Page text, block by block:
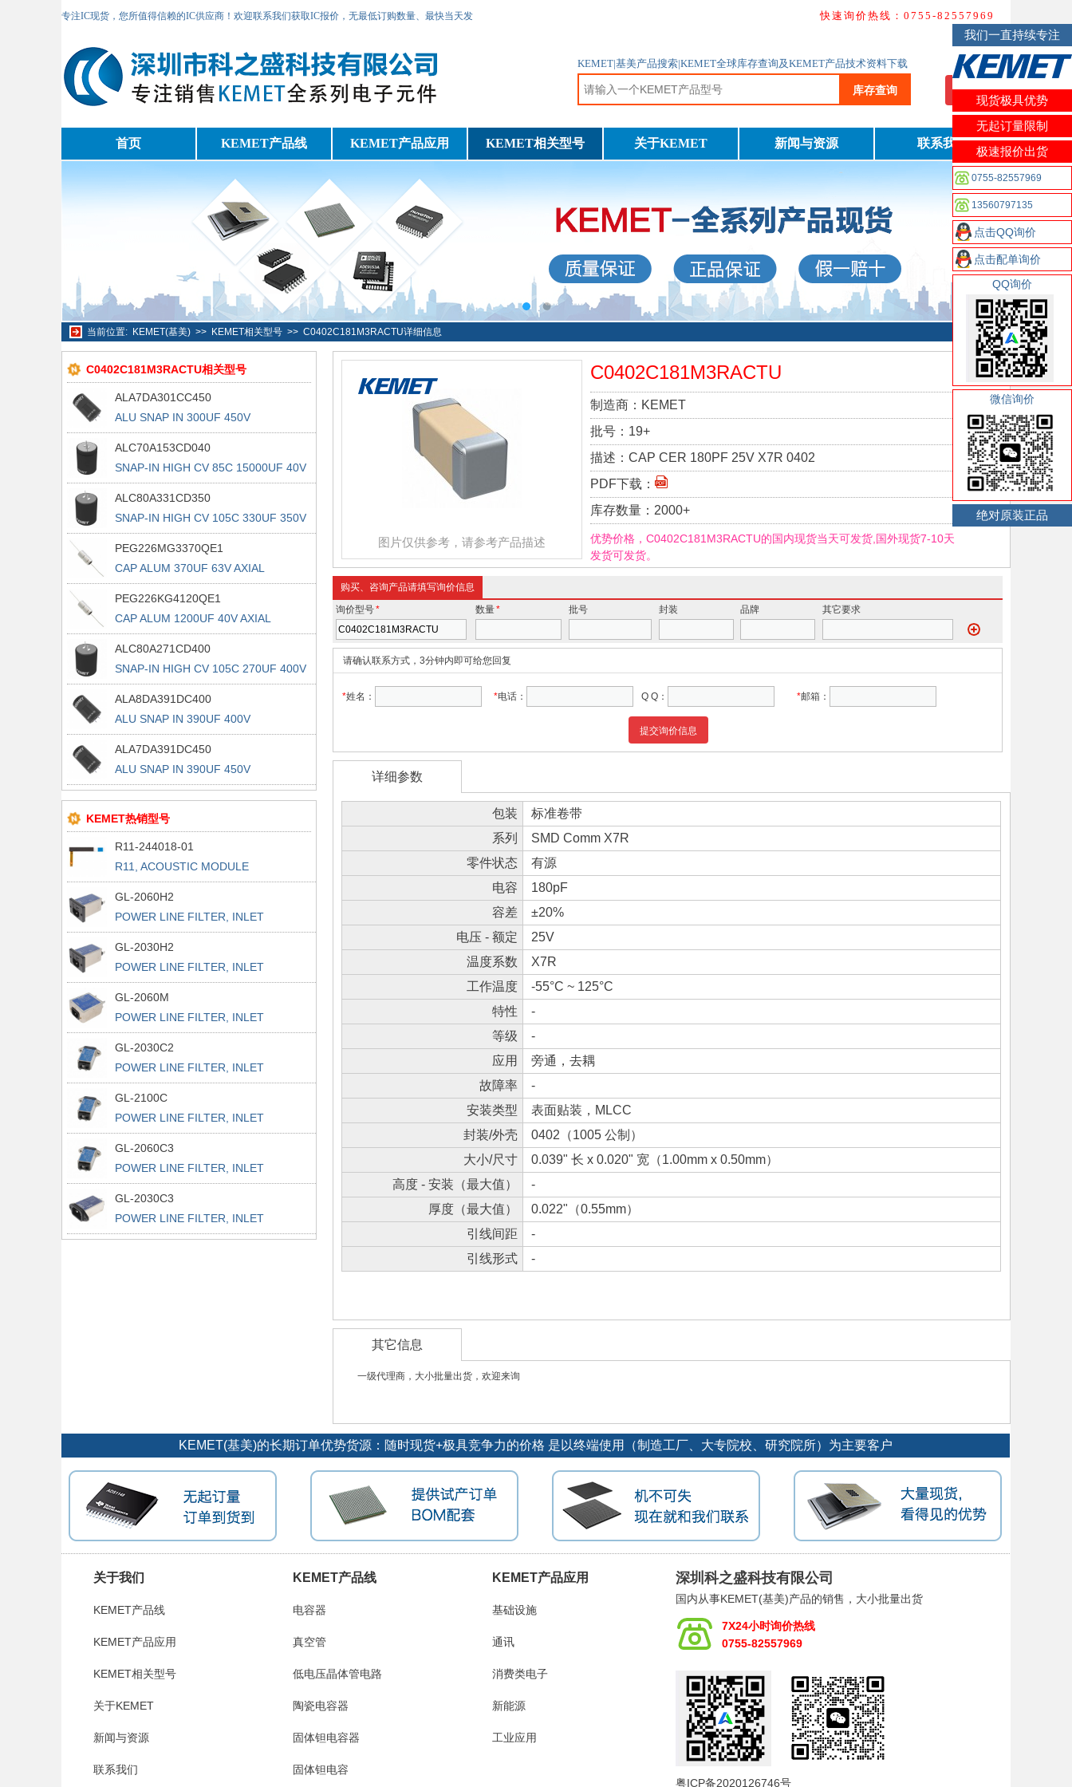
专注IC现货，您所值得信赖的IC供应商！欢迎联系我们获取IC报价，无最低订购数量、最快当天发 快速询价热线：0755-82557969
KEMET|基美产品搜索|KEMET全球库存查询及KEMET产品技术资料下载
库存查询 我要询价
首页 KEMET产品线 KEMET产品应用 KEMET相关型号 关于KEMET 新闻与资源 联系我们
当前位置: KEMET(基美) >> KEMET相关型号 >> C0402C181M3RACTU详细信息
C0402C181M3RACTU相关型号
ALA7DA301CC450
ALU SNAP IN 300UF 450V
ALC70A153CD040
SNAP-IN HIGH CV 85C 15000UF 40V
ALC80A331CD350
SNAP-IN HIGH CV 105C 330UF 350V
PEG226MG3370QE1
CAP ALUM 370UF 63V AXIAL
PEG226KG4120QE1
CAP ALUM 1200UF 40V AXIAL
ALC80A271CD400
SNAP-IN HIGH CV 105C 270UF 400V
ALA8DA391DC400
ALU SNAP IN 390UF 400V
ALA7DA391DC450
ALU SNAP IN 390UF 450V
KEMET热销型号
R11-244018-01
R11, ACOUSTIC MODULE
GL-2060H2
POWER LINE FILTER, INLET
POWER L
GL-2030H2
POWER LINE FILTER, INLET
POWER L
GL-2060M
POWER LINE FILTER, INLET
POWER L
GL-2030C2
POWER LINE FILTER, INLET
POWER L
GL-2100C
POWER LINE FILTER, INLET
POWER L
GL-2060C3
POWER LINE FILTER, INLET
POWER L
GL-2030C3
POWER LINE FILTER, INLET
POWER L
图片仅供参考，请参考产品描述
C0402C181M3RACTU
制造商： KEMET
批号： 19+
描述： CAP CER 180PF 25V X7R 0402
PDF下载：
库存数量： 2000+
优势价格，C0402C181M3RACTU的国内现货当天可发货,国外现货7-10天
发货可发货。
购买、咨询产品请填写询价信息
询价型号* 数量* 批号 封装 品牌 其它要求
请确认联系方式，3分钟内即可给您回复
*姓名： *电话： Q Q： *邮箱：
提交询价信息
详细参数
包装
标准卷带
系列
SMD Comm X7R
零件状态
有源
电容
180pF
容差
±20%
电压 - 额定
25V
温度系数
X7R
工作温度
-55°C ~ 125°C
特性
-
等级
-
应用
旁通，去耦
故障率
-
安装类型
表面贴装，MLCC
封装/外壳
0402（1005 公制）
大小/尺寸
0.039" 长 x 0.020" 宽（1.00mm x 0.50mm）
高度 - 安装（最大值）
-
厚度（最大值）
0.022"（0.55mm）
引线间距
-
引线形式
-
其它信息
一级代理商，大小批量出货，欢迎来询
KEMET(基美)的长期订单优势货源：随时现货+极具竞争力的价格 是以终端使用（制造工厂、大专院校、研究院所）为主要客户
关于我们
KEMET产品线
KEMET产品应用
KEMET相关型号
关于KEMET
新闻与资源
联系我们
KEMET产品线
电容器
真空管
低电压晶体管电路
陶瓷电容器
固体钽电容器
固体钽电容
KEMET产品应用
基础设施
通讯
消费类电子
新能源
工业应用
深圳科之盛科技有限公司
国内从事KEMET(基美)产品的销售，大小批量出货
7X24小时询价热线
0755-82557969
粤ICP备2020126746号
我们一直持续专注
现货极具优势
无起订量限制
极速报价出货
0755-82557969
13560797135
点击QQ询价
点击配单询价
QQ询价
微信询价
绝对原装正品